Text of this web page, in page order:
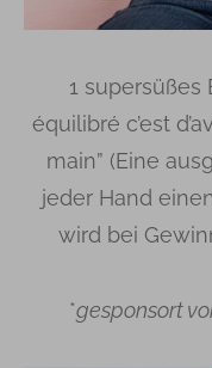
1 supersüßes
équilibré c’est
main” (Eine
jeder Hand
wird bei
*gesponsort